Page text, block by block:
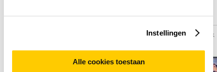
Instellingen
Alle cookies toestaan
Alternatieven
Vergelijk